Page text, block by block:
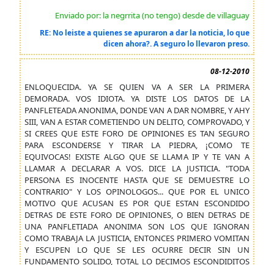
Enviado por: la negrrita (no tengo) desde de villaguay
RE: No leiste a quienes se apuraron a dar la noticia, lo que
dicen ahora?. A seguro lo llevaron preso.
08-12-2010
ENLOQUECIDA. YA SE QUIEN VA A SER LA PRIMERA
DEMORADA. VOS IDIOTA. YA DISTE LOS DATOS DE LA
PANFLETEADA ANONIMA, DONDE VAN A DAR NOMBRE, Y AHY
SIII, VAN A ESTAR COMETIENDO UN DELITO, COMPROVADO, Y
SI CREES QUE ESTE FORO DE OPINIONES ES TAN SEGURO
PARA ESCONDERSE Y TIRAR LA PIEDRA, ¡COMO TE
EQUIVOCAS! EXISTE ALGO QUE SE LLAMA IP Y TE VAN A
LLAMAR A DECLARAR A VOS. DICE LA JUSTICIA. "TODA
PERSONA ES INOCENTE HASTA QUE SE DEMUESTRE LO
CONTRARIO" Y LOS OPINOLOGOS... QUE POR EL UNICO
MOTIVO QUE ACUSAN ES POR QUE ESTAN ESCONDIDO
DETRAS DE ESTE FORO DE OPINIONES, O BIEN DETRAS DE
UNA PANFLETIADA ANONIMA SON LOS QUE IGNORAN
COMO TRABAJA LA JUSTICIA, ENTONCES PRIMERO VOMITAN
Y ESCUPEN LO QUE SE LES OCURRE DECIR SIN UN
FUNDAMENTO SOLIDO, TOTAL LO DECIMOS ESCONDIDITOS